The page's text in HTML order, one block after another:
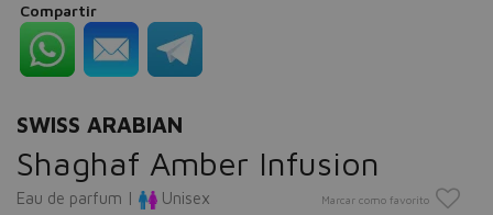
Compartir
SWISS ARABIAN
Shaghaf Amber Infusion
Eau de parfum | Unisex Marcar como favorito